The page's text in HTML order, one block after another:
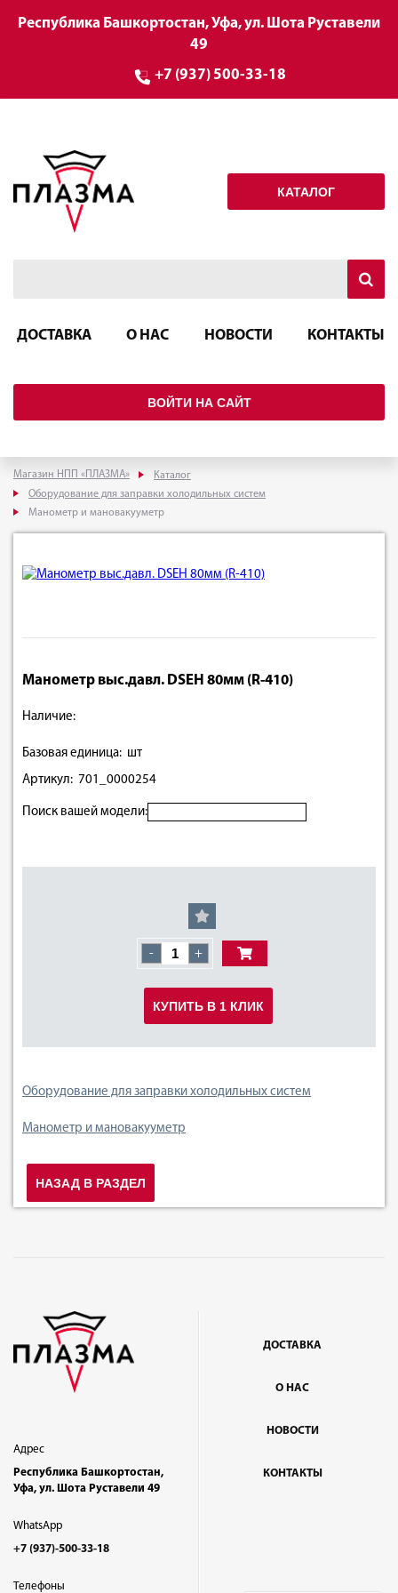
Республика Башкортостан, Уфа, ул. Шота Руставели
49
+7 (937) 500-33-18
КАТАЛОГ
ДОСТАВКА О НАС НОВОСТИ КОНТАКТЫ
ВОЙТИ НА САЙТ
Магазин НПП «ПЛАЗМА»
Каталог
Оборудование для заправки холодильных систем
Манометр и мановакууметр
Манометр выс.давл. DSEН 80мм (R-410)
Наличие:
Базовая единица: шт
Артикул: 701_0000254
Поиск вашей модели:
- +
КУПИТЬ В 1 КЛИК
Оборудование для заправки холодильных систем
Манометр и мановакууметр
НАЗАД В РАЗДЕЛ
Адрес
Республика Башкортостан,
Уфа, ул. Шота Руставели 49
WhatsApp
+7 (937)-500-33-18
Телефоны
ДОСТАВКА
О НАС
НОВОСТИ
КОНТАКТЫ